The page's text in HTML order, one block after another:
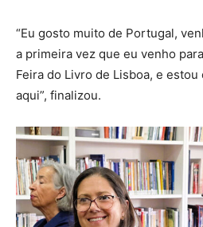
“Eu gosto muito de Portugal,
a primeira vez que eu venho
Feira do Livro de Lisboa, e
aqui”, finalizou.